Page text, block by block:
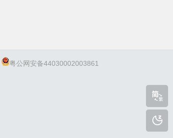
粤公网安备44030002003861